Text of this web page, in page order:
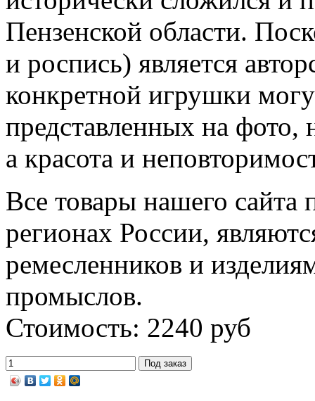
Пензенской области.
и роспись) является
конкретной игрушки
представленных на фото,
а красота и
Все товары нашего сайта
регионах России,
ремесленников и
промыслов.
Стоимость: 2240 руб